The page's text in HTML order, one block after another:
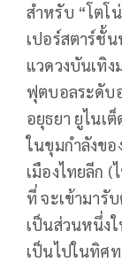
สำหรับ “โตโ
เปอร์สตาร์ชั้
แวดวงบันเทิง
ฟุตบอลระดับ
อยุธยา ยูไนเ
ในขุมกำลังขอ
เมืองไทยลีก
ที่ จะเข้ามารั
เป็นส่วนหนึ่ง
เป็นไปในทิศ